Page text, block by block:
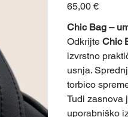
Cena
65,00 €
Chic Bag –
Odkrijte Chic
izvrstno
usnja.
torbico
Tudi zasnova
uporabniško